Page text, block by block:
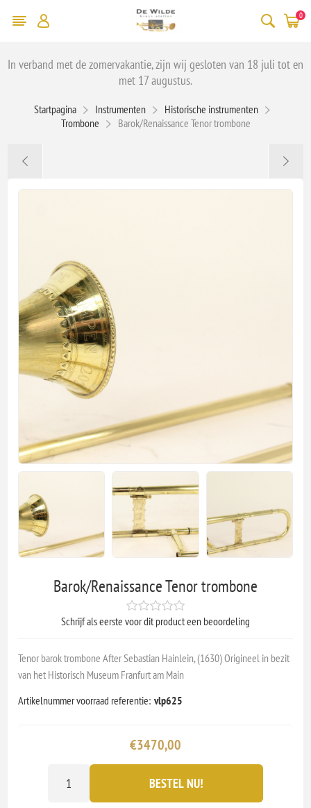
0
In verband met de zomervakantie, zijn wij gesloten van 18 juli tot en
met 17 augustus.
Startpagina Instrumenten
Historische instrumenten
Trombone
Barok/Renaissance Tenor trombone
Barok/Renaissance Tenor trombone
Schrijf als eerste voor dit product een beoordeling
Tenor barok trombone After Sebastian Hainlein, (1630) Origineel in bezit
van het Historisch Museum Franfurt am Main
Artikelnummer voorraad referentie: vlp625
€3470,00
BESTEL NU!